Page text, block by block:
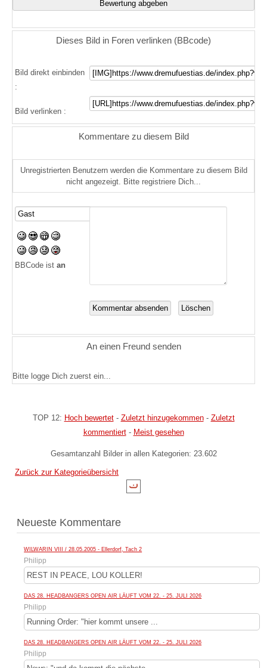
Dieses Bild in Foren verlinken (BBcode)
Bild direkt einbinden
:
Bild verlinken :
Kommentare zu diesem Bild
Unregistrierten Benutzern werden die Kommentare zu diesem Bild
nicht angezeigt. Bitte registriere Dich...
BBCode ist an
An einen Freund senden
Bitte logge Dich zuerst ein...
TOP 12: Hoch bewertet- Zuletzt hinzugekommen- Zuletzt
kommentiert- Meist gesehen
Gesamtanzahl Bilder in allen Kategorien: 23.602
Zurück zur Kategorieübersicht
Neueste Kommentare
WILWARIN VIII / 28.05.2005 - Ellerdorf, Tach 2
Philipp
REST IN PEACE, LOU KOLLER!
DAS 28. HEADBANGERS OPEN AIR LÄUFT VOM 22. - 25. JULI 2026
Philipp
Running Order: "hier kommt unsere ...
DAS 28. HEADBANGERS OPEN AIR LÄUFT VOM 22. - 25. JULI 2026
Philipp